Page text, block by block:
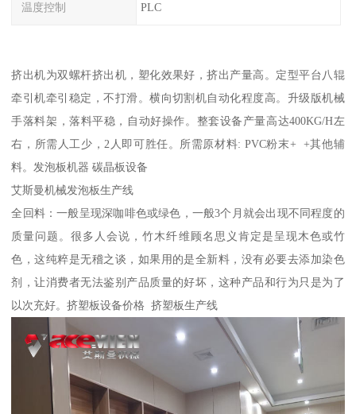
温度控制 PLC
挤出机为双螺杆挤出机，塑化效果好，挤出产量高。定型平台八辊
牵引机牵引稳定，不打滑。横向切割机自动化程度高。升级版机械
手落料架，落料平稳，自动好操作。整套设备产量高达400KG/H左
右，所需人工少，2人即可胜任。所需原材料: PVC粉末+ +其他辅
料。发泡板机器 碳晶板设备
艾斯曼机械发泡板生产线
全回料：一般呈现深咖啡色或绿色，一般3个月就会出现不同程度的
质量问题。很多人会说，竹木纤维顾名思义肯定是呈现木色或竹
色，这纯粹是无稽之谈，如果用的是全新料，没有必要去添加染色
剂，让消费者无法鉴别产品质量的好坏，这种产品和行为只是为了
以次充好。挤塑板设备价格 挤塑板生产线